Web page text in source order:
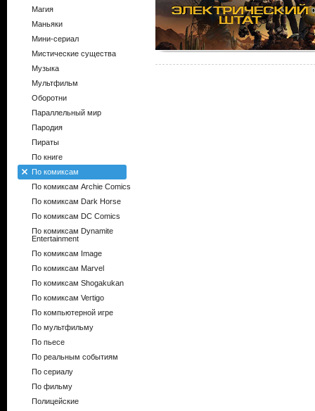
Магия
Маньяки
Мини-сериал
Мистические существа
Музыка
Мультфильм
Оборотни
Параллельный мир
Пародия
Пираты
По книге
По комиксам
По комиксам Archie Comics
По комиксам Dark Horse
По комиксам DC Comics
По комиксам Dynamite
Entertainment
По комиксам Image
По комиксам Marvel
По комиксам Shogakukan
По комиксам Vertigo
По компьютерной игре
По мультфильму
По пьесе
По реальным событиям
По сериалу
По фильму
Полицейские